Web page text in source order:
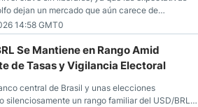
dejan un mercado que aún carece de
14:58 GMT0
Se Mantiene en Rango Amid
de Tasas y Vigilancia Electoral
central de Brasil y unas elecciones
silenciosamente un rango familiar del USD/BRL.